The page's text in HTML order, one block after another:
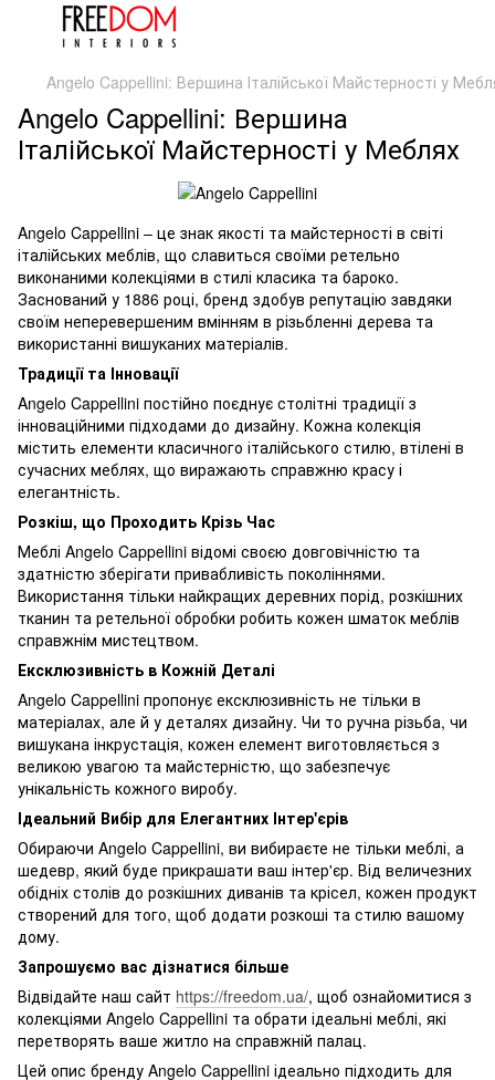
Angelo Cappellini: Вершина Італійської Майстерності у
Angelo Cappellini: Вершина
Італійської Майстерності у Меблях
Angelo Cappellini – це знак якості та майстерності в світі
італійських меблів, що славиться своїми ретельно
виконаними колекціями в стилі класика та бароко.
Заснований у 1886 році, бренд здобув репутацію завдяки
своїм неперевершеним вмінням в різьбленні дерева та
використанні вишуканих матеріалів.
Традиції та Інновації
Angelo Cappellini постійно поєднує столітні традиції з
інноваційними підходами до дизайну. Кожна колекція
містить елементи класичного італійського стилю, втілені в
сучасних меблях, що виражають справжню красу і
елегантність.
Розкіш, що Проходить Крізь Час
Меблі Angelo Cappellini відомі своєю довговічністю та
здатністю зберігати привабливість поколіннями.
Використання тільки найкращих деревних порід, розкішних
тканин та ретельної обробки робить кожен шматок меблів
справжнім мистецтвом.
Ексклюзивність в Кожній Деталі
Angelo Cappellini пропонує ексклюзивність не тільки в
матеріалах, але й у деталях дизайну. Чи то ручна різьба, чи
вишукана інкрустація, кожен елемент виготовляється з
великою увагою та майстерністю, що забезпечує
унікальність кожного виробу.
Ідеальний Вибір для Елегантних Інтер'єрів
Обираючи Angelo Cappellini, ви вибираєте не тільки меблі, а
шедевр, який буде прикрашати ваш інтер'єр. Від величезних
обідніх столів до розкішних диванів та крісел, кожен продукт
створений для того, щоб додати розкоші та стилю вашому
дому.
Запрошуємо вас дізнатися більше
Відвідайте наш сайт https://freedom.ua/, щоб ознайомитися з
колекціями Angelo Cappellini та обрати ідеальні меблі, які
перетворять ваше житло на справжній палац.
Цей опис бренду Angelo Cappellini ідеально підходить для